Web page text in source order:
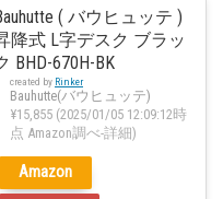
( バウヒュッテ )
降式 L字デスク ブラッ
BHD-670H-BK
created by Rinker
Bauhutte(バウヒュッテ)
¥15,855 (2025/01/05 12:09:12時
点 Amazon調べ-詳細)
Amazon